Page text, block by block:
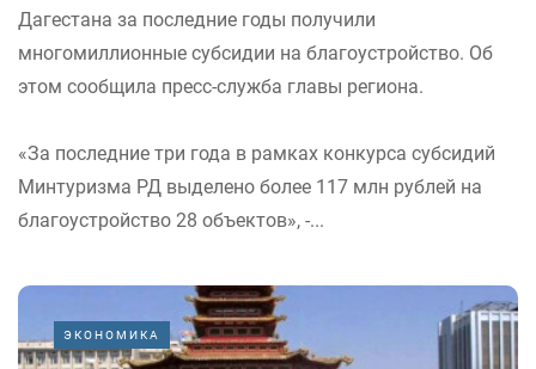
Дагестана за последние годы получили
многомиллионные субсидии на благоустройство. Об
этом сообщила пресс-служба главы региона.
«За последние три года в рамках конкурса субсидий
Минтуризма РД выделено более 117 млн рублей на
благоустройство 28 объектов», -...
ЭКОНОМИКА